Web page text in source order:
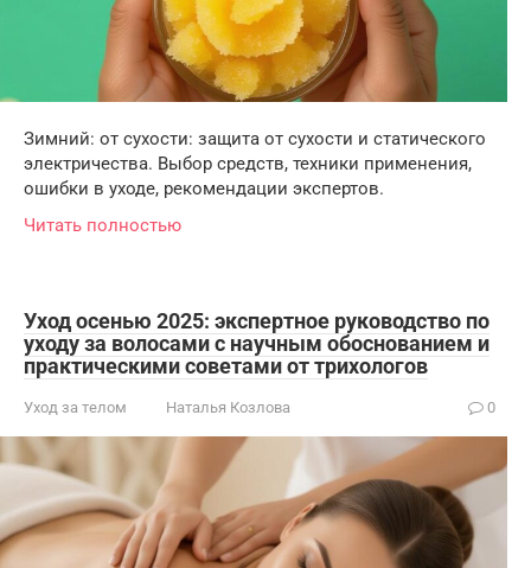
Зимний: от сухости: защита от сухости и статического
электричества. Выбор средств, техники применения,
ошибки в уходе, рекомендации экспертов.
Читать полностью
Уход осенью 2025: экспертное руководство по
уходу за волосами с научным обоснованием и
практическими советами от трихологов
Уход за телом Наталья Козлова 0